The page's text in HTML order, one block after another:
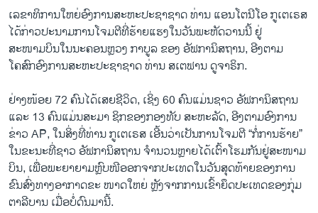
ລາຍງານ
ຕິດຕາມພວກເຮົາ ທີ່
ເລຂາທິການໃຫຍ່ອົງການສະຫະປະຊາຊາດ ທ່ານ ແອນໂຕນີໂອ ກູເຕເຣສ
ໄດ້ກ່າວປະນາມການໂຈມຕີທີ່ຮ້າຍແຮງໃນວັນພະຫັດວານນີ້ ຢູ່
ສະໜາມບິນໃນນະຄອນຫຼວງ ກາບູລ ຂອງ ອັຟການິສຖານ, ອີງຕາມ
ໂຄສົກອົງການສະຫະປະຊາຊາດ ທ່ານ ສເຕຟານ ດູຈາຣິກ.
ຢ່າງໜ້ອຍ 72 ຄົນໄດ້ເສຍຊີວິດ, ເຊິ່ງ 60 ຄົນແມ່ນຊາວ ອັຟການິສຖານ
ແລະ 13 ຄົນແມ່ນສະມາ ຊິກຂອງກອງທັບ ສະຫະລັດ, ອີງຕາມອົງການ
ຂ່າວ AP, ໃນສິ່ງທີ່ທ່ານ ກູເຕເຣສ ເອີ້ນວ່າເປັນການໂຈມຕີ “ກໍ່ການຮ້າຍ”
ໃນຂະນະທີ່ຊາວ ອັຟການິສຖານ ຈຳນວນຫຼາຍໄດ້ເຕົ້າໂຮມກັນຢູ່ສະໜາມ
ບິນ, ເພື່ອພະຍາຍາມຫຼົບໜີອອກຈາກປະເທດໃນວັນສຸດທ້າຍຂອງການ
ຂົນສົ່ງທາງອາກາດຂະ ໜາດໃຫຍ່ ຫຼັງຈາກການເຂົ້າຍຶດປະເທດຂອງກຸ່ມ
ຕາລີບານ ເມື່ອບໍ່ດົນມານີ້.